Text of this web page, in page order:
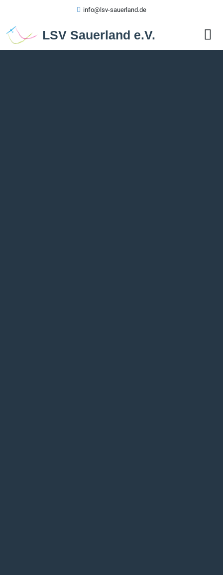
info@lsv-sauerland.de
LSV Sauerland e.V.